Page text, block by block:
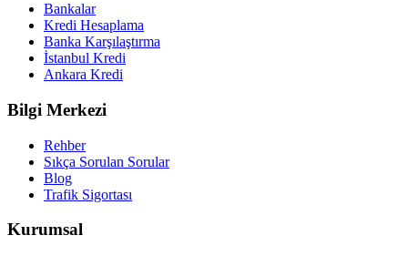
Bankalar
Kredi Hesaplama
Banka Karşılaştırma
İstanbul Kredi
Ankara Kredi
Bilgi Merkezi
Rehber
Sıkça Sorulan Sorular
Blog
Trafik Sigortası
Kurumsal